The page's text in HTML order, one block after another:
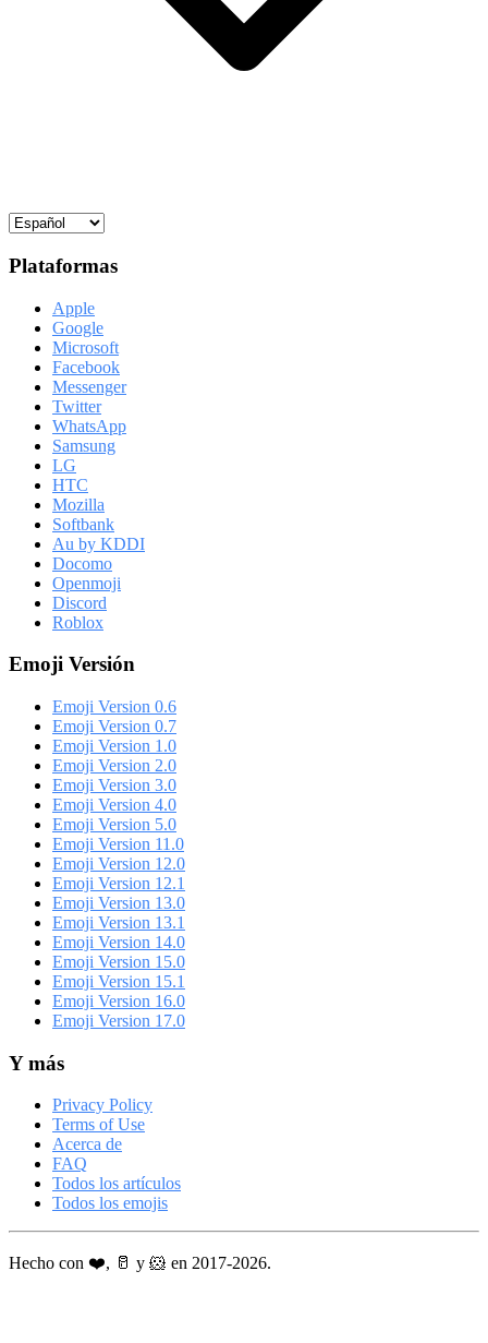
Plataformas
Apple
Google
Microsoft
Facebook
Messenger
Twitter
WhatsApp
Samsung
LG
HTC
Mozilla
Softbank
Au by KDDI
Docomo
Openmoji
Discord
Roblox
Emoji Versión
Emoji Version 0.6
Emoji Version 0.7
Emoji Version 1.0
Emoji Version 2.0
Emoji Version 3.0
Emoji Version 4.0
Emoji Version 5.0
Emoji Version 11.0
Emoji Version 12.0
Emoji Version 12.1
Emoji Version 13.0
Emoji Version 13.1
Emoji Version 14.0
Emoji Version 15.0
Emoji Version 15.1
Emoji Version 16.0
Emoji Version 17.0
Y más
Privacy Policy
Terms of Use
Acerca de
FAQ
Todos los artículos
Todos los emojis
Hecho con ❤️, 🥛 y 🐹 en 2017-2026.